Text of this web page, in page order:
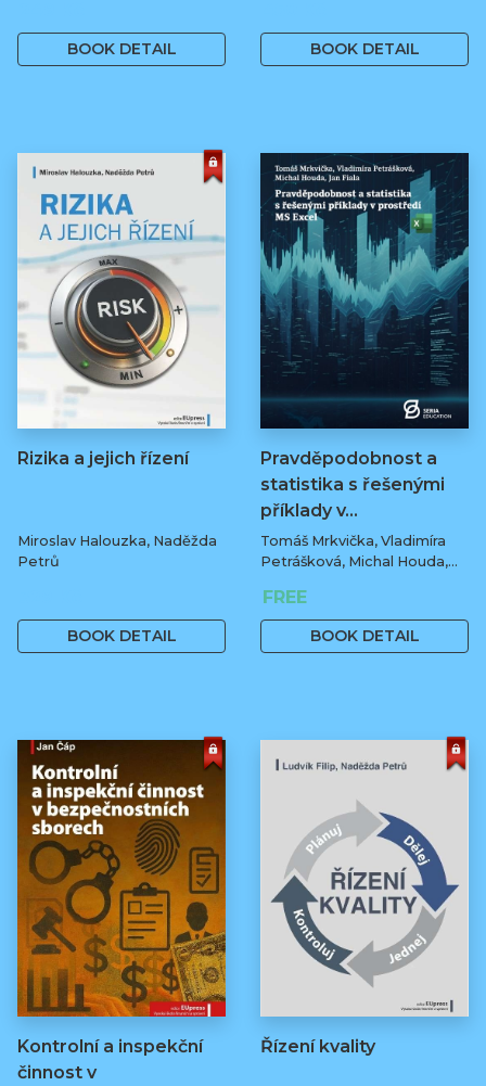
BOOK DETAIL BOOK DETAIL
Rizika a jejich řízení
Miroslav Halouzka, Naděžda
Petrů
BOOK DETAIL
Pravděpodobnost a
statistika s řešenými
příklady v…
Tomáš Mrkvička, Vladimíra
Petrášková, Michal Houda,
FREE
BOOK DETAIL
Kontrolní a inspekční
činnost v
Řízení kvality